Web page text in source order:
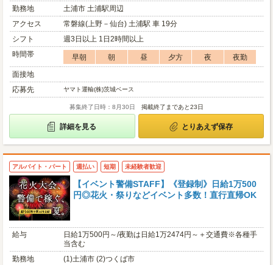
勤務地
土浦市 土浦駅周辺
アクセス
常磐線(上野－仙台) 土浦駅 車 19分
シフト
週3日以上 1日2時間以上
時間帯
早朝 朝 昼 夕方 夜
夜勤
面接地
応募先
ヤマト運輸(株)茨城ベース
募集終了日時：8月30日 掲載終了まであと23日
詳細を見る とりあえず保存
アルバイト・パート 週払い 短期 未経験者歓迎
【イベント警備STAFF】《登録制》日給1万500
円◎花火・祭りなどイベント多数！直行直帰OK
給与
日給1万500円～/夜勤は日給1万2474円～＋交通費※各種手
当含む
勤務地
(1)土浦市 (2)つくば市